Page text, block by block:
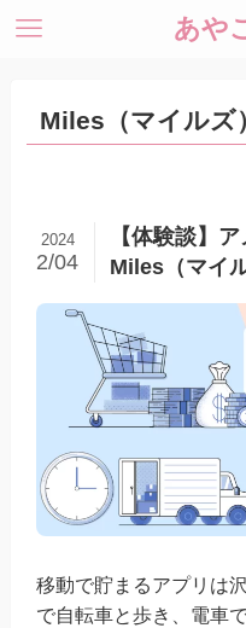
あや
Miles（マイルズ
【体験談】
Miles（マイ
2024
2/04
移動で貯まるアプリは
で自転車と歩き、電車